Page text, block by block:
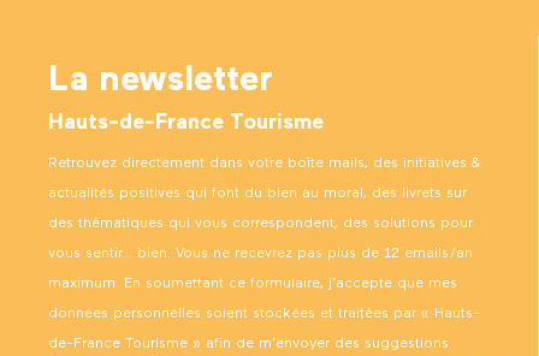
La newsletter
Hauts-de-France Tourisme
Retrouvez directement dans votre boîte mails, des initiatives &
actualités positives qui font du bien au moral, des livrets sur
des thématiques qui vous correspondent, des solutions pour
vous sentir… bien. Vous ne recevrez pas plus de 12 emails/an
maximum. En soumettant ce formulaire, j’accepte que mes
données personnelles soient stockées et traitées par « Hauts-
de-France Tourisme » afin de m’envoyer des suggestions